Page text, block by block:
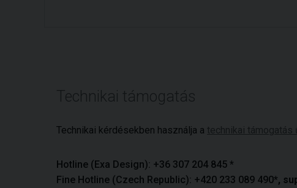
Technikai támogatás
Technikai kérdésekben használja a technikai támogatás
Hotline (Exa Design): +36 307 204 845 *
Fine Hotline (Czech Republic): +420 233 089 490*,